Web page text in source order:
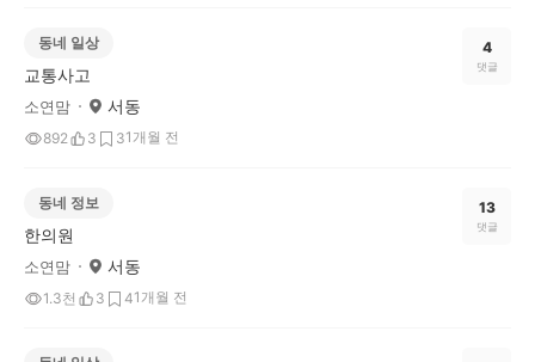
동네 일상
교통사고
소연맘 서동
892 3 31개월 전
4
댓글
동네 정보
한의원
소연맘 서동
1.3천 3 41개월 전
13
댓글